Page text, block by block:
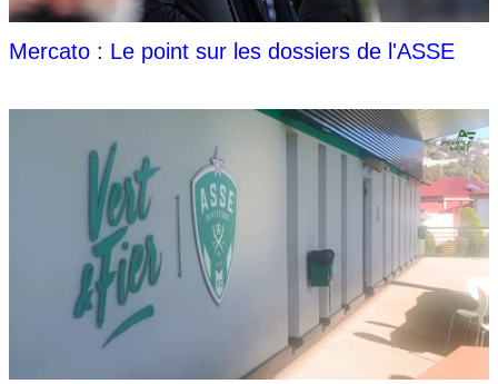
Mercato : Le point sur les dossiers de l'ASSE